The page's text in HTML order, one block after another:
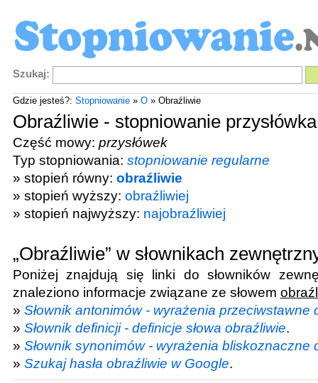
Szukaj:
Gdzie jesteś?: Stopniowanie» O» Obraźliwie
Obraźliwie - stopniowanie
Część mowy: przysłówek
Typ stopniowania: stopniowanie regularne
» stopień równy: obraźliwie
» stopień wyższy: obraźliwiej
» stopień najwyższy: najobraźliwiej
„Obraźliwie” w słownikach
Poniżej znajdują się linki do słowników
znaleziono informacje związane ze słowem
» Słownik antonimów - wyrażenia przeciwstawne
» Słownik definicji - definicje słowa obraźliwie.
» Słownik synonimów - wyrażenia bliskoznaczne
» Szukaj hasła obraźliwie w Google.